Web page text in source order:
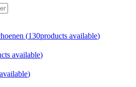
(130products available)
available)
)